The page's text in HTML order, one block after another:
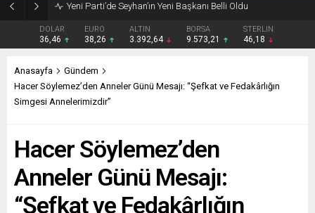
Yeni Parti’de Seyhan’ın Yeni Başkanı Belli Oldu
DOLAR
36,46
EURO
38,26
ALTIN
3.392,64
BORSA
9.573,21
STERLIN
46,18
Anasayfa
Gündem
Hacer Söylemez’den Anneler Günü Mesajı: “Şefkat ve Fedakârlığın
Simgesi Annelerimizdir”
Hacer Söylemez’den
Anneler Günü Mesajı:
“Şefkat ve Fedakârlığın